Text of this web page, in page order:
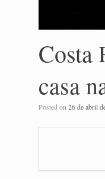
Costa
casa
Posted on26 de abril